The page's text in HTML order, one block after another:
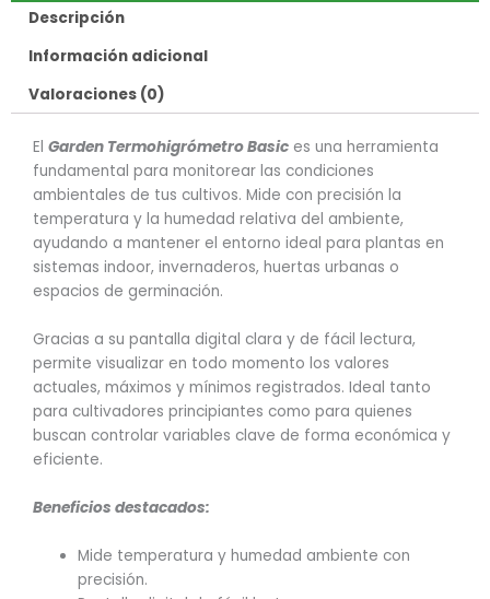
Descripción
Información adicional
Valoraciones (0)
El Garden Termohigrómetro Basic es una herramienta
fundamental para monitorear las condiciones
ambientales de tus cultivos. Mide con precisión la
temperatura y la humedad relativa del ambiente,
ayudando a mantener el entorno ideal para plantas en
sistemas indoor, invernaderos, huertas urbanas o
espacios de germinación.
Gracias a su pantalla digital clara y de fácil lectura,
permite visualizar en todo momento los valores
actuales, máximos y mínimos registrados. Ideal tanto
para cultivadores principiantes como para quienes
buscan controlar variables clave de forma económica y
eficiente.
Beneficios destacados:
Mide temperatura y humedad ambiente con
precisión.